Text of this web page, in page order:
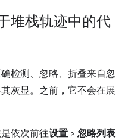
堆栈轨迹中的代
检测、忽略、折叠来自忽
灰显。之前，它不会在展
是依次前往设置 > 忽略列表